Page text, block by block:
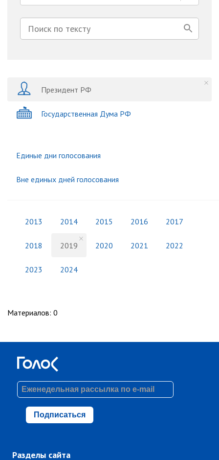
Президент РФ
Государственная Дума РФ
Единые дни голосования
Вне единых дней голосования
2013 2014 2015 2016 2017
2018 2019 2020 2021 2022
2023 2024
Материалов: 0
Подписаться
Разделы сайта